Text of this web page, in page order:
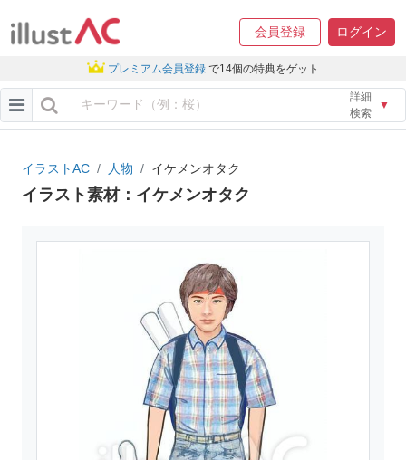
会員登録 ログイン
プレミアム会員登録 で14個の特典をゲット
詳細
検索
▼
イラストAC 人物 イケメンオタク
イラスト素材：イケメンオタク